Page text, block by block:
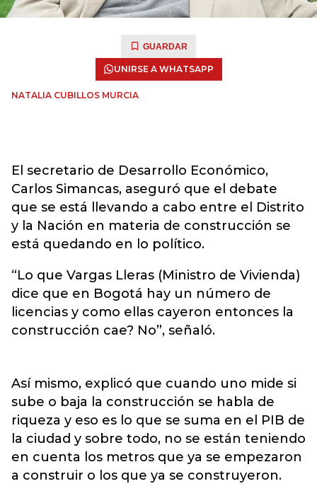
GUARDAR
UNIRSE A WHATSAPP
NATALIA CUBILLOS MURCIA
El secretario de Desarrollo Económico,
Carlos Simancas, aseguró que el debate
que se está llevando a cabo entre el Distrito
y la Nación en materia de construcción se
está quedando en lo político.
“Lo que Vargas Lleras (Ministro de Vivienda)
dice que en Bogotá hay un número de
licencias y como ellas cayeron entonces la
construcción cae? No”, señaló.
Así mismo, explicó que cuando uno mide si
sube o baja la construcción se habla de
riqueza y eso es lo que se suma en el PIB de
la ciudad y sobre todo, no se están teniendo
en cuenta los metros que ya se empezaron
a construir o los que ya se construyeron.